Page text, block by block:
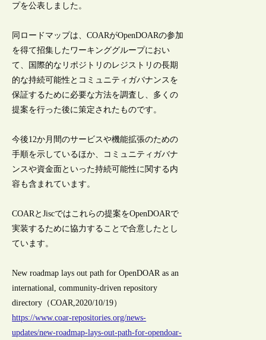
プを公表しました。
同ロードマップは、COARがOpenDOARの参加
を得て招集したワーキンググループにおい
て、国際的なリポジトリのレジストリの長期
的な持続可能性とコミュニティガバナンスを
保証するために必要な方法を調査し、多くの
提案を行った後に策定されたものです。
今後12か月間のサービスや機能拡張のための
手順を示しているほか、コミュニティガバナ
ンスや資金面といった持続可能性に関する内
容も含まれています。
COARとJiscではこれらの提案をOpenDOARで
実装するために協力することで合意したとし
ています。
New roadmap lays out path for OpenDOAR as an
international, community-driven repository
directory（COAR,2020/10/19）
https://www.coar-repositories.org/news-
updates/new-roadmap-lays-out-path-for-opendoar-